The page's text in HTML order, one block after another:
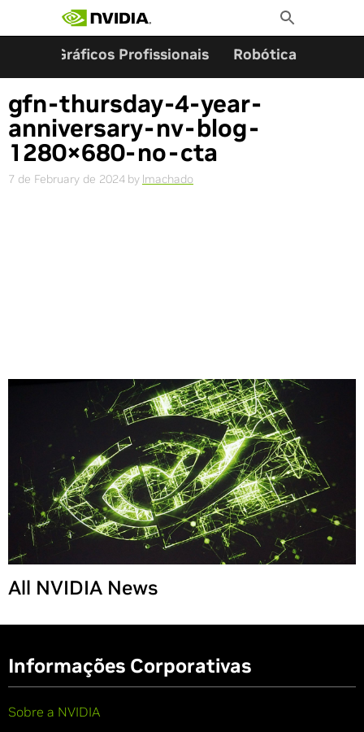
Toggle
Search
Gráficos Profissionais Robótica
gfn-thursday-4-year-
anniversary-nv-blog-
1280×680-no-cta
7 de February de 2024 by lmachado
All NVIDIA News
Informações Corporativas
Sobre a NVIDIA